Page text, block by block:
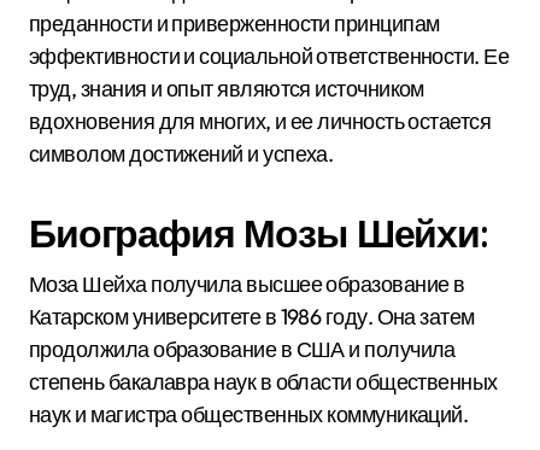
преданности и приверженности принципам
эффективности и социальной ответственности. Ее
труд, знания и опыт являются источником
вдохновения для многих, и ее личность остается
символом достижений и успеха.
Биография Мозы Шейхи:
Моза Шейха получила высшее образование в
Катарском университете в 1986 году. Она затем
продолжила образование в США и получила
степень бакалавра наук в области общественных
наук и магистра общественных коммуникаций.